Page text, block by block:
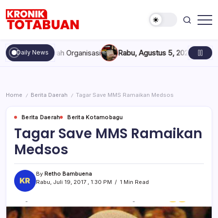
content
Totabuan
hari
ini
Kronik
Daily News
Organisasi Rabu, Agustus 5, 2026 , 11:44 AMAnak
Home / Berita Daerah / Tagar Save MMS Ramaikan Medsos
Berita Daerah Berita Kotamobagu
Tagar Save MMS Ramaikan
Medsos
By Retho Bambuena
Rabu, Juli 19, 2017 , 1:30 PM
1 Min Read